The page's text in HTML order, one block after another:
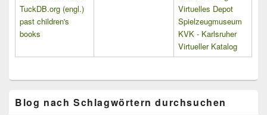
TuckDB.org (engl.)
past children's
books
Virtuelles Depot
Spielzeugmuseum
KVK - Karlsruher
Virtueller Katalog
Blog nach Schlagwörtern durchsuchen